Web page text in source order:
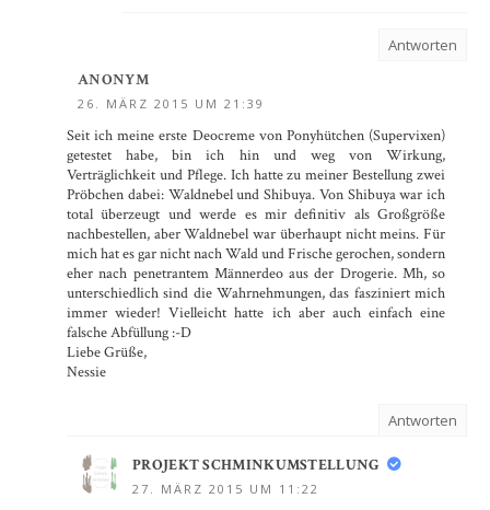
Antworten
ANONYM
26. MÄRZ 2015 UM 21:39
Seit ich meine erste Deocreme von Ponyhütchen (Supervixen)
getestet habe, bin ich hin und weg von Wirkung,
Verträglichkeit und Pflege. Ich hatte zu meiner Bestellung zwei
Pröbchen dabei: Waldnebel und Shibuya. Von Shibuya war ich
total überzeugt und werde es mir definitiv als Großgröße
nachbestellen, aber Waldnebel war überhaupt nicht meins. Für
mich hat es gar nicht nach Wald und Frische gerochen, sondern
eher nach penetrantem Männerdeo aus der Drogerie. Mh, so
unterschiedlich sind die Wahrnehmungen, das fasziniert mich
immer wieder! Vielleicht hatte ich aber auch einfach eine
falsche Abfüllung :-D
Liebe Grüße,
Nessie
Antworten
PROJEKT SCHMINKUMSTELLUNG
27. MÄRZ 2015 UM 11:22